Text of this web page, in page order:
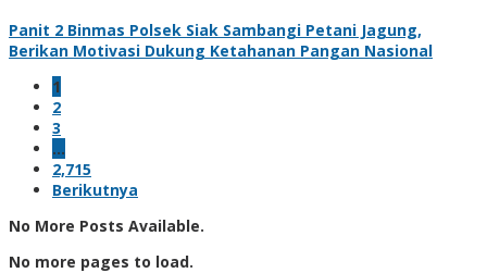
Panit 2 Binmas Polsek Siak Sambangi Petani Jagung,
Berikan Motivasi Dukung Ketahanan Pangan Nasional
1
2
3
…
2,715
Berikutnya
No More Posts Available.
No more pages to load.